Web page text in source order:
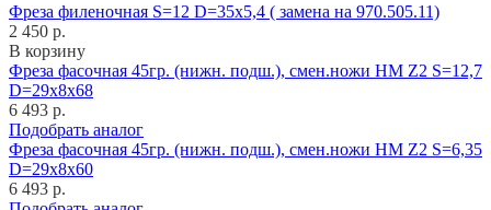
Фреза филеночная S=12 D=35x5,4 ( замена на 970.505.11)
2 450 р.
В корзину
Фреза фасочная 45гр. (нижн. подш.), смен.ножи HM Z2 S=12,7
D=29x8x68
6 493 р.
Подобрать аналог
Фреза фасочная 45гр. (нижн. подш.), смен.ножи HM Z2 S=6,35
D=29x8x60
6 493 р.